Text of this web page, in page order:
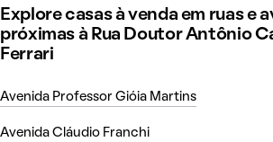
Explore casas à venda em ruas e
próximas à Rua Doutor Antônio
Ferrari
Avenida Professor Gióia Martins
Avenida Cláudio Franchi